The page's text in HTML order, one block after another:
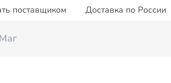
поставщиком Доставка по России